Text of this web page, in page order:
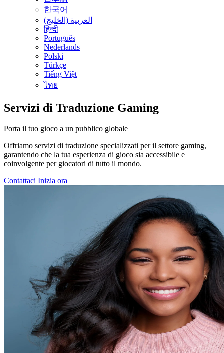
한국어
العربية (الخليج)
हिन्दी
Português
Nederlands
Polski
Türkçe
Tiếng Việt
ไทย
Servizi di Traduzione Gaming
Porta il tuo gioco a un pubblico globale
Offriamo servizi di traduzione specializzati per il settore gaming,
garantendo che la tua esperienza di gioco sia accessibile e
coinvolgente per giocatori di tutto il mondo.
Contattaci Inizia ora